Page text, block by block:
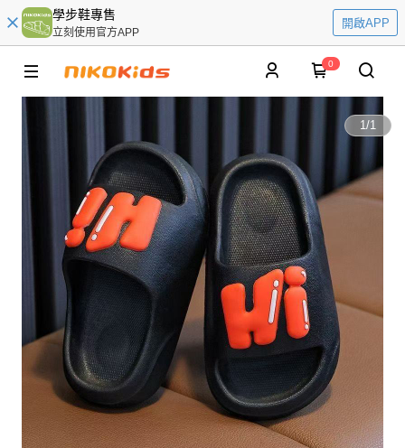
學步鞋專售
立刻使用官方APP
開啟APP
0
1/1